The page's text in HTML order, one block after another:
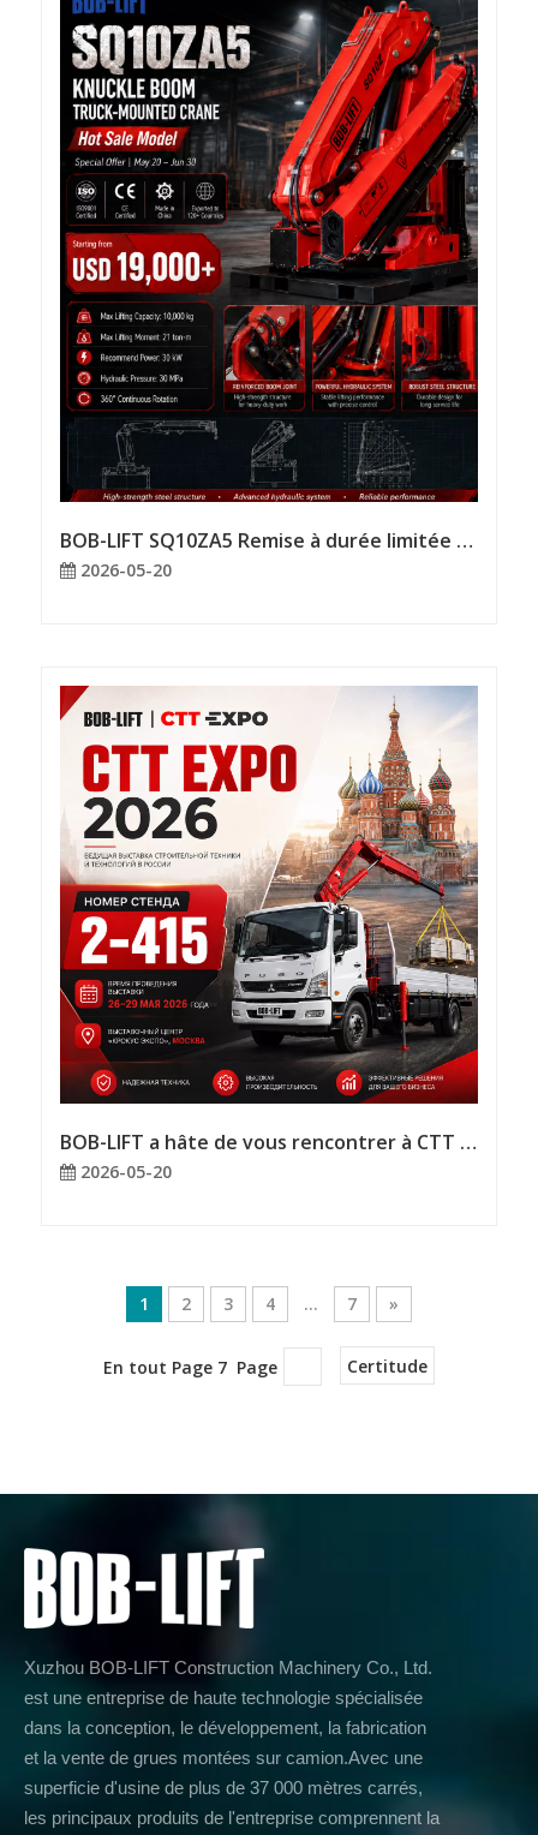
BOB-LIFT SQ10ZA5 Remise à durée limitée Vente chaude !
2026-05-20
BOB-LIFT a hâte de vous rencontrer à CTT EXPO 2026.
2026-05-20
1 2 3 4 ... 7 »
En tout Page 7 Page Certitude
Xuzhou BOB-LIFT Construction Machinery Co., Ltd.
est une entreprise de haute technologie spécialisée
dans la conception, le développement, la fabrication
et la vente de grues montées sur camion.Avec une
superficie d'usine de plus de 37 000 mètres carrés,
les principaux produits de l'entreprise comprennent la